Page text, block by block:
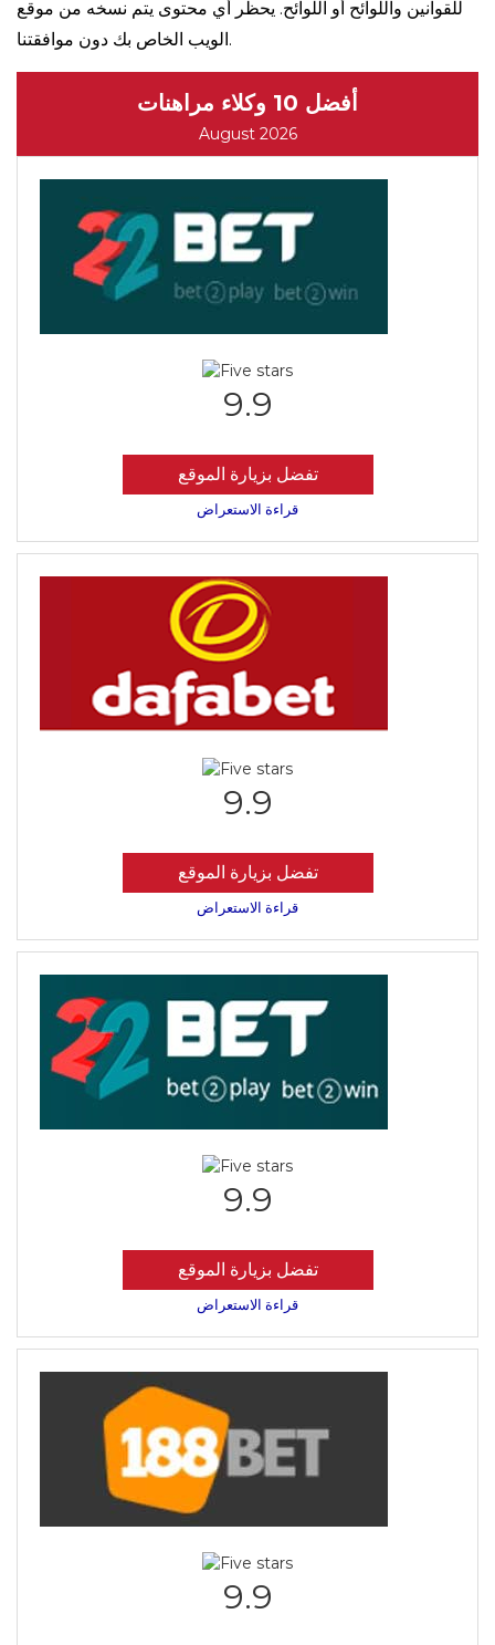
للقوانين واللوائح أو اللوائح. يحظر أي محتوى يتم نسخه من موقع
الويب الخاص بك دون موافقتنا.
أفضل 10 وكلاء مراهنات
August 2026
9.9
تفضل بزيارة الموقع
قراءة الاستعراض
9.9
تفضل بزيارة الموقع
قراءة الاستعراض
9.9
تفضل بزيارة الموقع
قراءة الاستعراض
9.9